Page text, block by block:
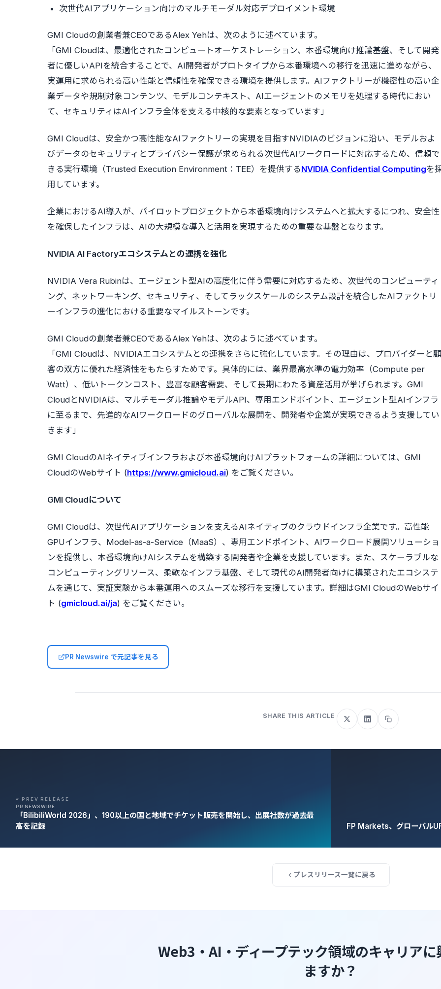
次世代AIアプリケーション向けのマルチモーダル対応デプロイメント環境
GMI Cloudの創業者兼CEOであるAlex Yehは、次のように述べています。
「GMI Cloudは、最適化されたコンピュートオーケストレーション、本番環境向け推論基盤、そして開発
者に優しいAPIを統合することで、AI開発者がプロトタイプから本番環境への移行を迅速に進めながら、
実運用に求められる高い性能と信頼性を確保できる環境を提供します。AIファクトリーが機密性の高い企
業データや規制対象コンテンツ、モデルコンテキスト、AIエージェントのメモリを処理する時代におい
て、セキュリティはAIインフラ全体を支える中核的な要素となっています」
GMI Cloudは、安全かつ高性能なAIファクトリーの実現を目指すNVIDIAのビジョンに沿い、モデルおよ
びデータのセキュリティとプライバシー保護が求められる次世代AIワークロードに対応するため、信頼で
きる実行環境（Trusted Execution Environment：TEE）を提供するNVIDIA Confidential Computingを
用しています。
企業におけるAI導入が、パイロットプロジェクトから本番環境向けシステムへと拡大するにつれ、安全性
を確保したインフラは、AIの大規模な導入と活用を実現するための重要な基盤となります。
NVIDIA AI Factoryエコシステムとの連携を強化
NVIDIA Vera Rubinは、エージェント型AIの高度化に伴う需要に対応するため、次世代のコンピューティ
ング、ネットワーキング、セキュリティ、そしてラックスケールのシステム設計を統合したAIファクトリ
ーインフラの進化における重要なマイルストーンです。
GMI Cloudの創業者兼CEOであるAlex Yehは、次のように述べています。
「GMI Cloudは、NVIDIAエコシステムとの連携をさらに強化しています。その理由は、プロバイダーと顧
客の双方に優れた経済性をもたらすためです。具体的には、業界最高水準の電力効率（Compute per
Watt）、低いトークンコスト、豊富な顧客需要、そして長期にわたる資産活用が挙げられます。GMI
CloudとNVIDIAは、マルチモーダル推論やモデルAPI、専用エンドポイント、エージェント型AIインフラ
に至るまで、先進的なAIワークロードのグローバルな展開を、開発者や企業が実現できるよう支援してい
きます」
GMI CloudのAIネイティブインフラおよび本番環境向けAIプラットフォームの詳細については、GMI
CloudのWebサイト (https://www.gmicloud.ai) をご覧ください。
GMI Cloudについて
GMI Cloudは、次世代AIアプリケーションを支えるAIネイティブのクラウドインフラ企業です。高性能
GPUインフラ、Model-as-a-Service（MaaS）、専用エンドポイント、AIワークロード展開ソリューショ
ンを提供し、本番環境向けAIシステムを構築する開発者や企業を支援しています。また、スケーラブルな
コンピューティングリソース、柔軟なインフラ基盤、そして現代のAI開発者向けに構築されたエコシステ
ムを通じて、実証実験から本番運用へのスムーズな移行を支援しています。詳細はGMI CloudのWebサイ
ト (gmicloud.ai/ja) をご覧ください。
PR Newswire で元記事を見る
SHARE THIS ARTICLE
« PREV RELEASE
PR NEWSWIRE
「BilibiliWorld 2026」、190以上の国と地域でチケット販売を開始し、出展社数が過去最
高を記録
FP Markets、グローバル
プレスリリース一覧に戻る
Web3・AI・ディープテック領域のキャリア
ますか？